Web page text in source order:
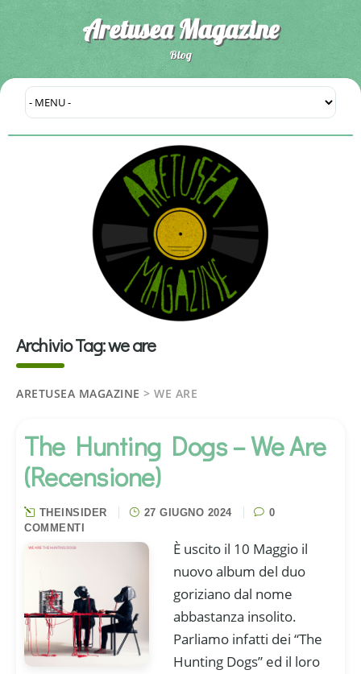
Aretusea Magazine
Blog
Archivio Tag:we are
ARETUSEA MAGAZINE > WE ARE
The Hunting Dogs – We Are
(Recensione)
THEINSIDER 27 GIUGNO 2024
0
COMMENTI
È uscito il 10 Maggio il
nuovo album del duo
goriziano dal nome
abbastanza insolito.
Parliamo infatti dei “The
Hunting Dogs” ed il loro